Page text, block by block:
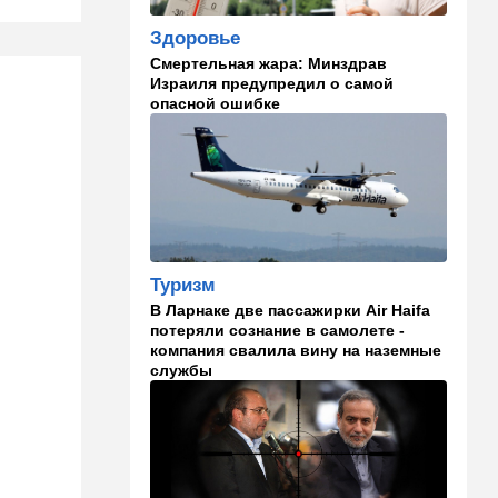
23:12 Новости Украины
Квартиры, ремонт и
Mercedes: экс-посла
Украины в США
подозревают в незаконном
обогащении
Ближний Восток
проливу почти
договорились, но Израиль и
США могут сорвать
соглашение
21:39 Мнения
Марокканские военные
копируют опыт израильских
коллег
Выборы в Израиле
От Нетаниягу - к Либерману:
Здоровье
Смертельная жара: Минздрав
Израиля предупредил о самой
опасной ошибке
Туризм
В Ларнаке две пассажирки Air Haifa
потеряли сознание в самолете -
компания свалила вину на наземные
службы